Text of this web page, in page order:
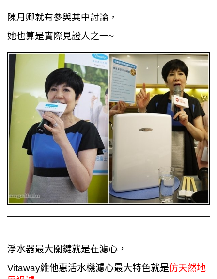
陳月卿就有參與其中討論，
她也算是實際見證人之一~
淨水器最大關鍵就是在濾心，
Vitaway維他惠活水機濾心最大特色就是仿天然地